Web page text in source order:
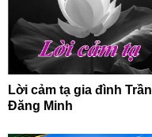
Lời cảm tạ gia đình Trần
Đăng Minh